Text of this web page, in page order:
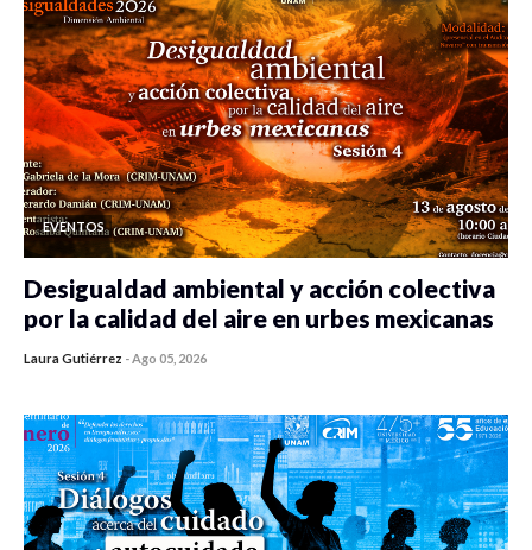
EVENTOS
Desigualdad ambiental y acción colectiva
por la calidad del aire en urbes mexicanas
Laura Gutiérrez -Ago 05, 2026